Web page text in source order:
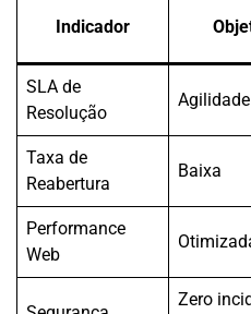
Indicador
SLA de
Resolução
Agilidade
Taxa de
Reabertura
Baixa
Performance
Web
Zero